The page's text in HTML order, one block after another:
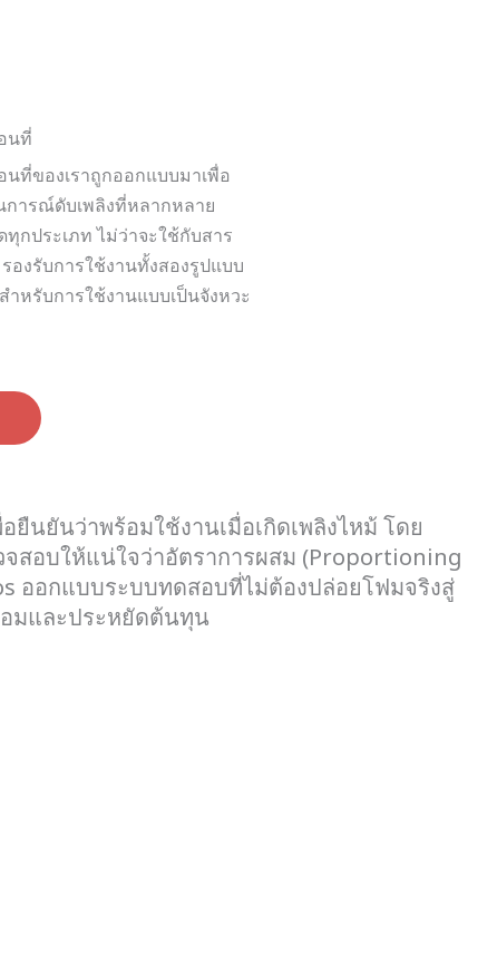
นที่
ที่ของเราถูกออกแบบมาเพื่อ
การณ์ดับเพลิงที่หลากหลาย
กประเภท ไม่ว่าจะใช้กับสาร
องรับการใช้งานทั้งสองรูปแบบ
ำหรับการใช้งานแบบเป็นจังหวะ
ยืนยันว่าพร้อมใช้งานเมื่อเกิดเพลิงไหม้ โดย
สอบให้แน่ใจว่าอัตราการผสม (Proportioning
ออกแบบระบบทดสอบที่ไม่ต้องปล่อยโฟมจริงสู่
อมและประหยัดต้นทุน